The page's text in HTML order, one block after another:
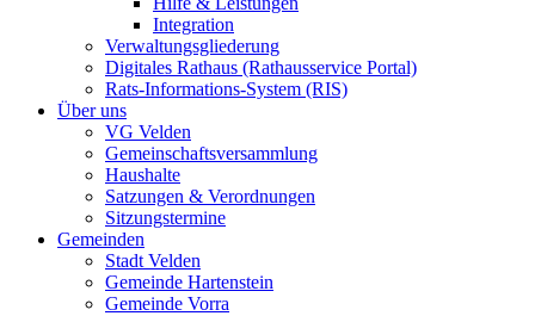
Integration
Verwaltungsgliederung
Digitales Rathaus (Rathausservice Portal)
Rats-Informations-System (RIS)
Über uns
VG Velden
Gemeinschaftsversammlung
Haushalte
Satzungen & Verordnungen
Sitzungstermine
Gemeinden
Stadt Velden
Gemeinde Hartenstein
Gemeinde Vorra